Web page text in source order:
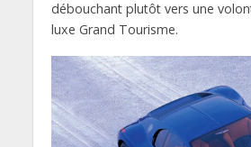
débouchant plutôt vers une
luxe Grand Tourisme.